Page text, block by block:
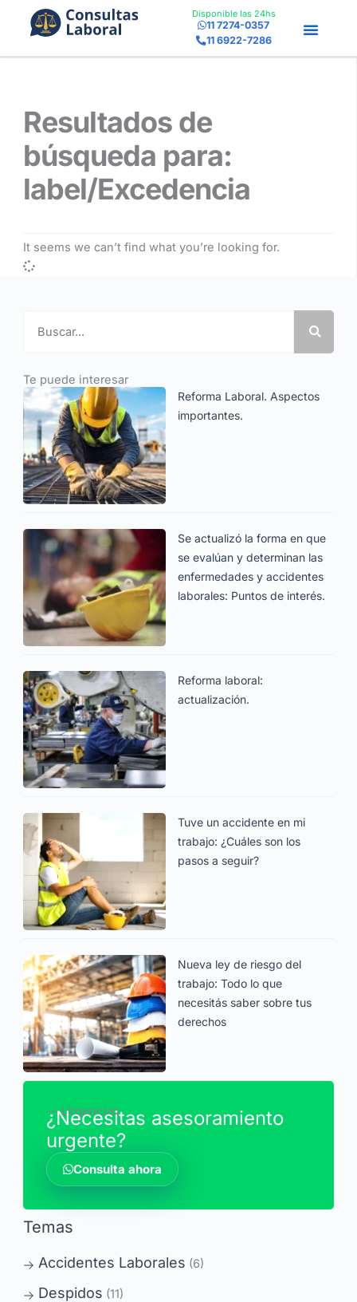
Disponible las 24hs
11 7274-0357
11 6922-7286
Resultados de
búsqueda para:
label/Excedencia
It seems we can’t find what you’re looking for.
Te puede interesar
Reforma Laboral. Aspectos
importantes.
Se actualizó la forma en que
se evalúan y determinan las
enfermedades y accidentes
laborales: Puntos de interés.
Reforma laboral:
actualización.
Tuve un accidente en mi
trabajo: ¿Cuáles son los
pasos a seguir?
Nueva ley de riesgo del
trabajo: Todo lo que
necesitás saber sobre tus
derechos
― Urgencias
¿Necesitas asesoramiento
urgente?
Consulta ahora
Temas
Accidentes Laborales (6)
Despidos (11)